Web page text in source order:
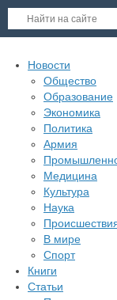
Новости
Общество
Образование
Экономика
Политика
Армия
Медицина
Культура
Наука
В мире
Спорт
Книги
Статьи